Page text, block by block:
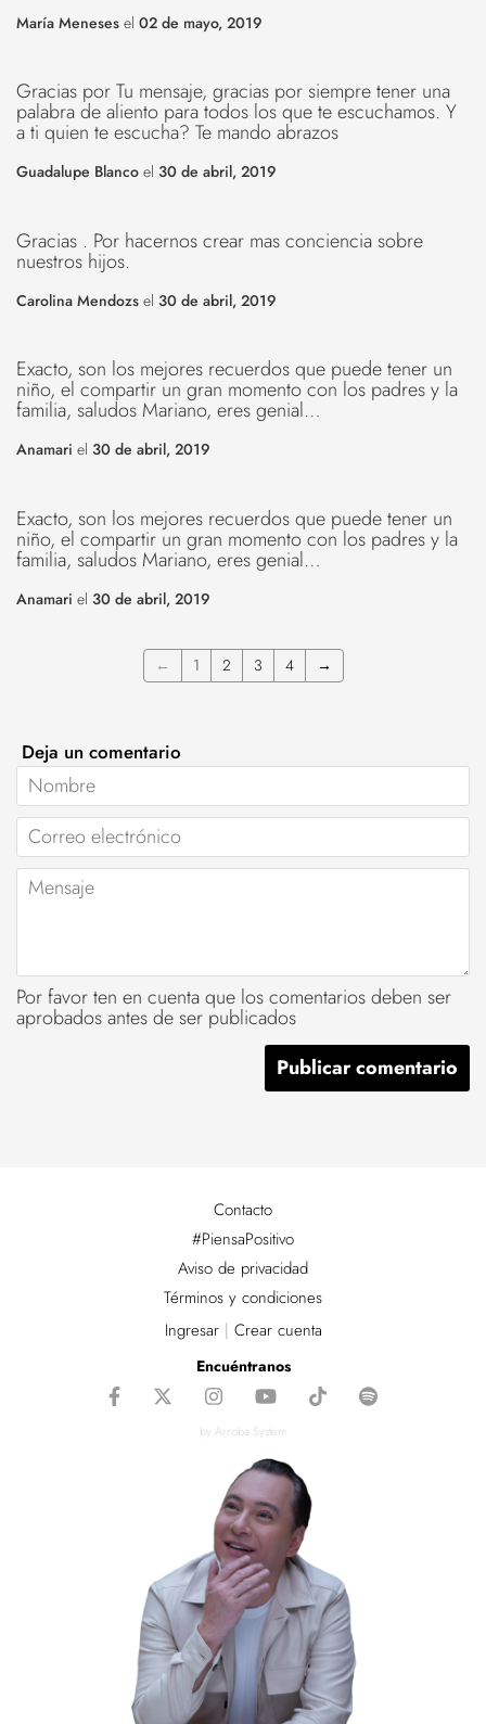
María Meneses el 02 de mayo, 2019
Gracias por Tu mensaje, gracias por siempre tener una
palabra de aliento para todos los que te escuchamos. Y
a ti quien te escucha? Te mando abrazos
Guadalupe Blanco el 30 de abril, 2019
Gracias . Por hacernos crear mas conciencia sobre
nuestros hijos.
Carolina Mendozs el 30 de abril, 2019
Exacto, son los mejores recuerdos que puede tener un
niño, el compartir un gran momento con los padres y la
familia, saludos Mariano, eres genial…
Anamari el 30 de abril, 2019
Exacto, son los mejores recuerdos que puede tener un
niño, el compartir un gran momento con los padres y la
familia, saludos Mariano, eres genial…
Anamari el 30 de abril, 2019
← 1 2 3 4 →
Deja un comentario
Nombre
Correo
electrónico
Mensaje
Por favor ten en cuenta que los comentarios deben ser
aprobados antes de ser publicados
Contacto
#PiensaPositivo
Aviso de privacidad
Términos y condiciones
Ingresar| Crear cuenta
Encuéntranos
by Arroba System